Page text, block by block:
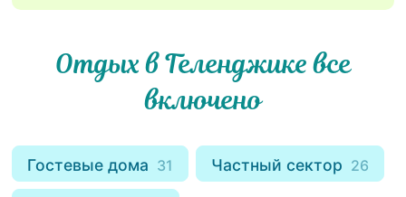
Отдых в Геленджике все
включено
Гостевые дома 31 Частный сектор 26